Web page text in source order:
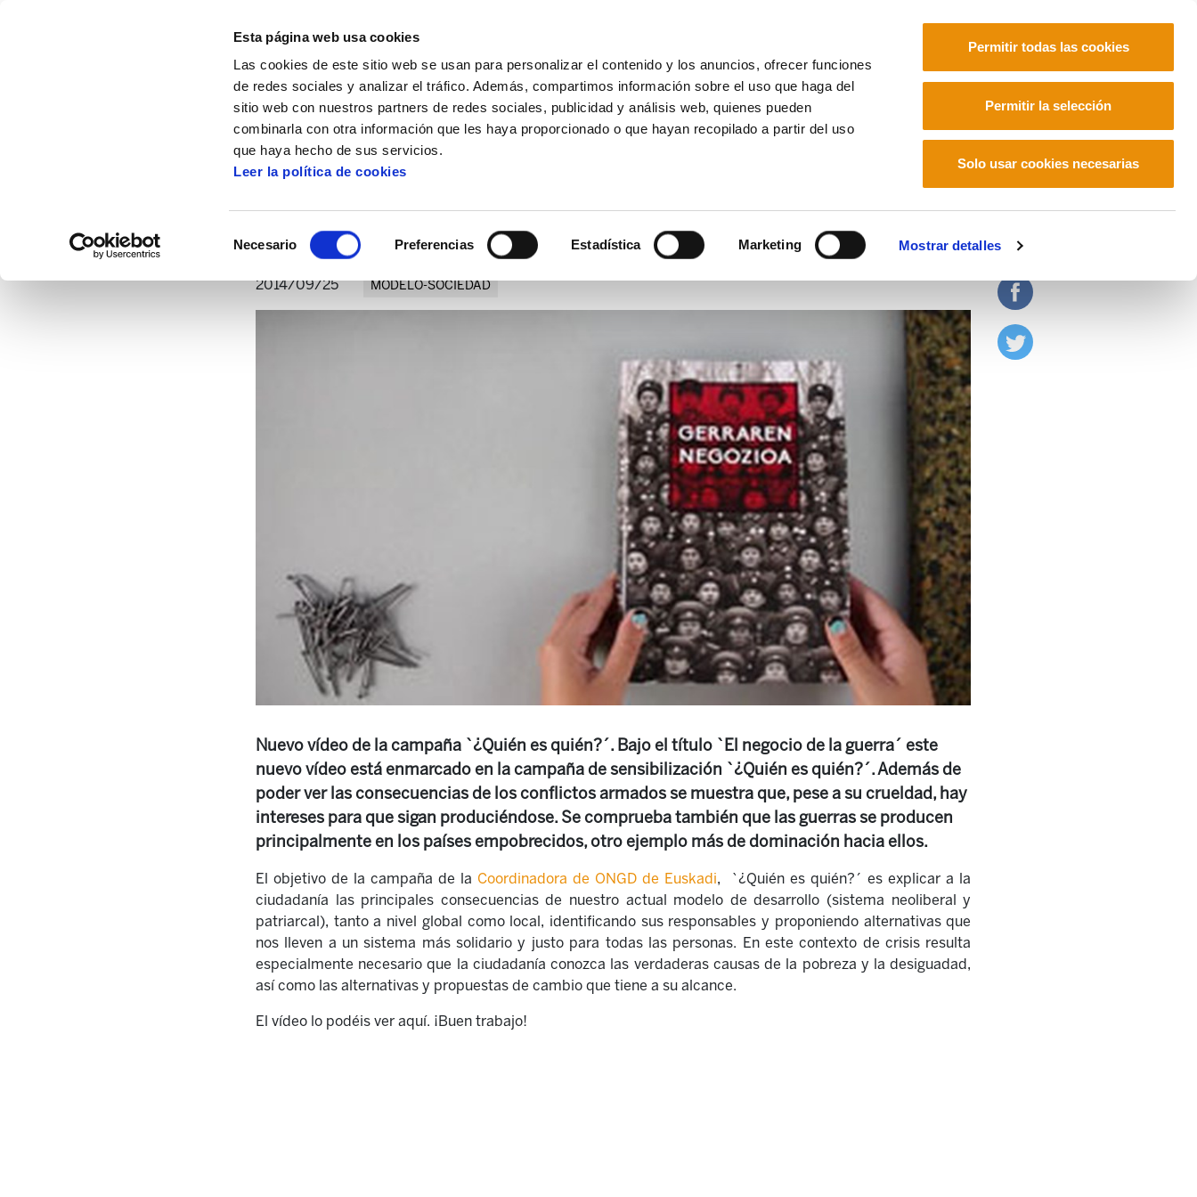
Esta página web usa cookies
Las cookies de este sitio web se usan para personalizar el contenido y los anuncios, ofrecer funciones
de redes sociales y analizar el tráfico. Además, compartimos información sobre el uso que haga del
sitio web con nuestros partners de redes sociales, publicidad y análisis web, quienes pueden
combinarla con otra información que les haya proporcionado o que hayan recopilado a partir del uso
que haya hecho de sus servicios.
Leer la política de cookies
Necesario Preferencias Estadística Marketing Mostrar detalles
Permitir todas las cookies
Permitir la selección
Solo usar cookies necesarias
El negocio de la guerra
2014/09/25 MODELO-SOCIEDAD
Nuevo vídeo de la campaña `¿Quién es quién?´. Bajo el título `El negocio de la guerra´ este
nuevo vídeo está enmarcado en la campaña de sensibilización `¿Quién es quién?´. Además de
poder ver las consecuencias de los conflictos armados se muestra que, pese a su crueldad, hay
intereses para que sigan produciéndose. Se comprueba también que las guerras se producen
principalmente en los países empobrecidos, otro ejemplo más de dominación hacia ellos.
El objetivo de la campaña de la Coordinadora de ONGD de Euskadi, `¿Quién es quién?´ es explicar a la
ciudadanía las principales consecuencias de nuestro actual modelo de desarrollo (sistema neoliberal y
patriarcal), tanto a nivel global como local, identificando sus responsables y proponiendo alternativas que
nos lleven a un sistema más solidario y justo para todas las personas. En este contexto de crisis resulta
especialmente necesario que la ciudadanía conozca las verdaderas causas de la pobreza y la desiguadad,
así como las alternativas y propuestas de cambio que tiene a su alcance.
El vídeo lo podéis ver aquí. ¡Buen trabajo!